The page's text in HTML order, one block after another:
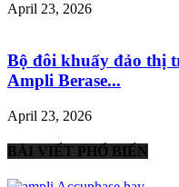
April 23, 2026
Bộ đôi khuấy đảo thị
Ampli Berase...
April 23, 2026
BÀI VIẾT PHỔ BIẾN